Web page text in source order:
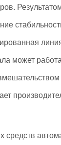
может
средств